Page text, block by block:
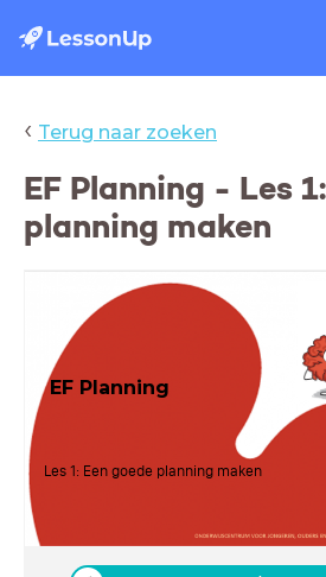
‹ Terug naar zoeken
EF Planning - Les
planning maken
EF Planning
Les 1: Een goede planning maken